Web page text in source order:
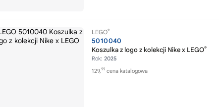
LEGO®
5010040
Koszulka z logo z kolekcji Nike x LEGO®
Rok: 2025
129,99 cena katalogowa